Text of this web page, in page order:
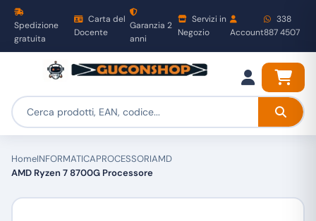
Spedizione
gratuita
Carta del
Docente
Garanzia 2
anni
Servizi in
Negozio
Account
338
887 4507
HomeINFORMATICAPROCESSORIAMD
AMD Ryzen 7 8700G Processore